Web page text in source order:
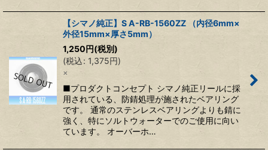
【シマノ純正】S A-RB-1560ZZ （内径6mm×
外径15mm×厚さ5mm）
1,250円(税別)
(税込: 1,375円)
×
■プロダクトコンセプト シマノ純正リールに採
用されている、防錆処理が施されたベアリング
です。 通常のステンレスベアリングよりも錆に
強く、特にソルトウォーターでのご使用に向い
ています。 オーバーホ…